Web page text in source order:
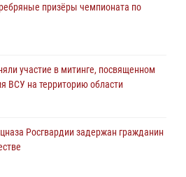
призёры чемпионата по
участие в митинге, посвященном
ВСУ на территорию области
Росгвардии задержан гражданин